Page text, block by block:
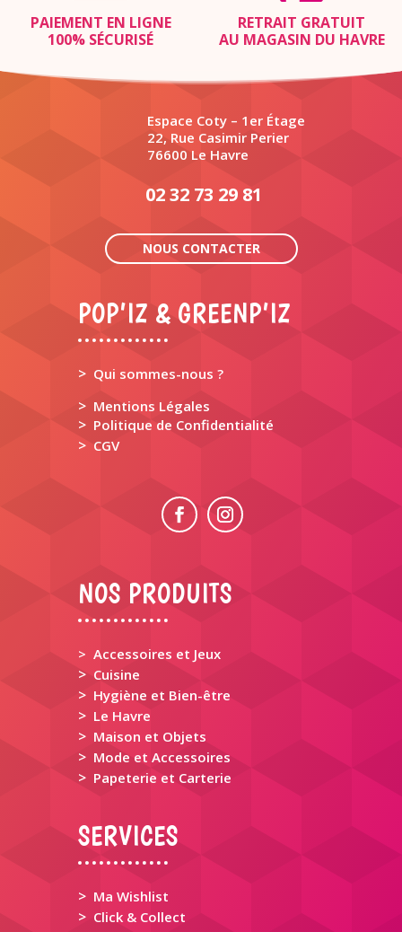
PAIEMENT EN LIGNE
100% SÉCURISÉ
RETRAIT GRATUIT
AU MAGASIN DU HAVRE
Espace Coty – 1er Étage
22, Rue Casimir Perier
76600 Le Havre
02 32 73 29 81
NOUS CONTACTER
POP’IZ & GREENP’IZ
> Qui sommes-nous ?
> Mentions Légales
> Politique de Confidentialité
> CGV
NOS PRODUITS
> Accessoires et Jeux
> Cuisine
> Hygiène et Bien-être
> Le Havre
> Maison et Objets
> Mode et Accessoires
> Papeterie et Carterie
SERVICES
> Ma Wishlist
> Click & Collect